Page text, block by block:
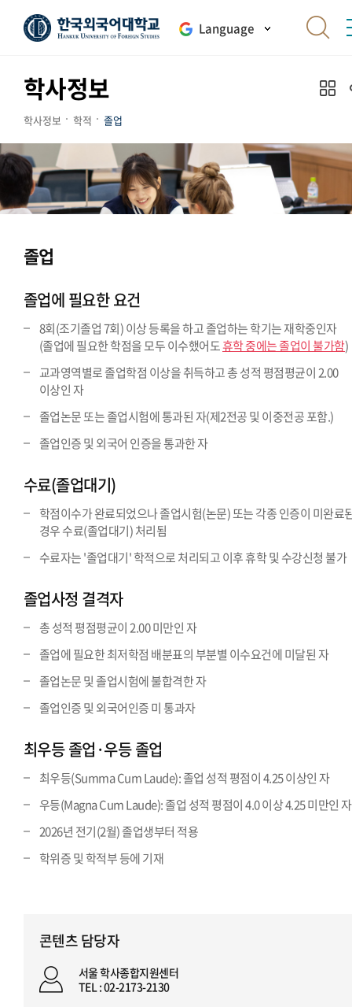
Language
학사정보
학사정보 학적 졸업
졸업
졸업에 필요한 요건
8회(조기졸업 7회) 이상 등록을 하고 졸업하는 학기는 재학중인자
(졸업에 필요한 학점을 모두 이수했어도휴학 중에는 졸업이 불가함)
교과영역별로 졸업학점 이상을 취득하고 총 성적 평점평균이 2.00
이상인 자
졸업논문 또는 졸업시험에 통과된 자(제2전공 및 이중전공 포함.)
졸업인증 및 외국어 인증을 통과한 자
수료(졸업대기)
학점이수가 완료되었으나 졸업시험(논문) 또는 각종 인증이 미완료
경우 수료(졸업대기) 처리됨
수료자는 '졸업대기' 학적으로 처리되고 이후 휴학 및 수강신청 불가
졸업사정 결격자
총 성적 평점평균이 2.00 미만인 자
졸업에 필요한 최저학점 배분표의 부분별 이수요건에 미달된 자
졸업논문 및 졸업시험에 불합격한 자
졸업인증 및 외국어인증 미 통과자
최우등 졸업·우등 졸업
최우등(Summa Cum Laude): 졸업 성적 평점이 4.25 이상인 자
우등(Magna Cum Laude): 졸업 성적 평점이 4.0 이상 4.25 미만인 자
2026년 전기(2월) 졸업생부터 적용
학위증 및 학적부 등에 기재
콘텐츠 담당자
서울 학사종합지원센터
TEL : 02-2173-2130